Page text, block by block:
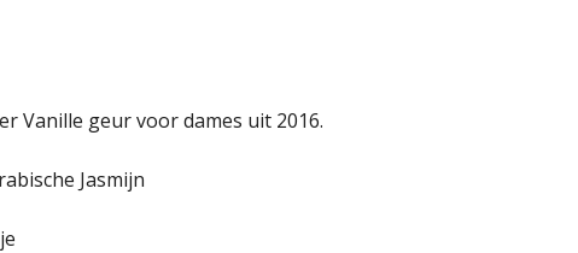
Vanille geur voor dames uit 2016.
Jasmijn